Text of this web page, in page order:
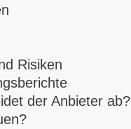
Risiken
der Anbieter ab?